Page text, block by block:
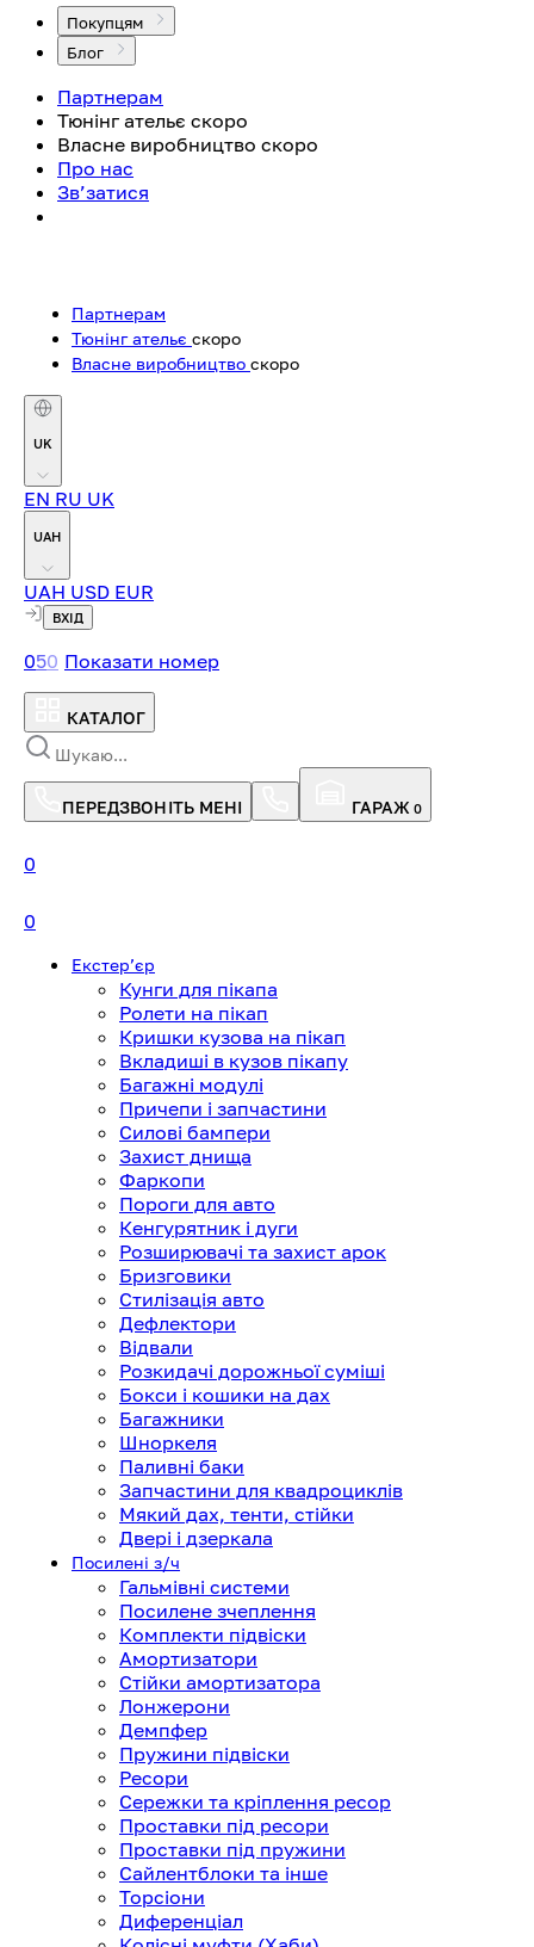
Покупцям
Блог
Партнерам
Тюнінг ательє скоро
Власне виробництво скоро
Про нас
Зв’затися
Партнерам
Тюнінг ательє скоро
Власне виробництво скоро
UK
EN RU UK
UAH
UAH USD EUR
ВХІД
050 Показати номер
КАТАЛОГ
ПЕРЕДЗВОНІТЬ МЕНІ ГАРАЖ 0
0
0
Екстерʼєр
Кунги для пікапа
Ролети на пікап
Кришки кузова на пікап
Вкладиші в кузов пікапу
Багажні модулі
Причепи і запчастини
Силові бампери
Захист днища
Фаркопи
Пороги для авто
Кенгурятник і дуги
Розширювачі та захист арок
Бризговики
Стилізація авто
Дефлектори
Відвали
Розкидачі дорожньої суміші
Бокси і кошики на дах
Багажники
Шноркеля
Паливні баки
Запчастини для квадроциклів
Мякий дах, тенти, стійки
Двері і дзеркала
Посилені з/ч
Гальмівні системи
Посилене зчеплення
Комплекти підвіски
Амортизатори
Стійки амортизатора
Лонжерони
Демпфер
Пружини підвіски
Ресори
Сережки та кріплення ресор
Проставки під ресори
Проставки під пружини
Сайлентблоки та інше
Торсіони
Диференціал